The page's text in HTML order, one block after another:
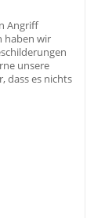
Angriff
haben wir
unsere
dass es nichts